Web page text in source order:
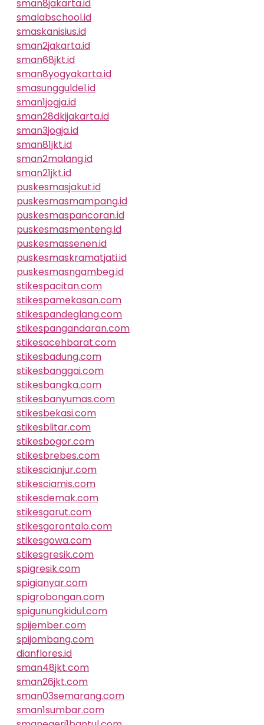
sman8jakarta.id
smalabschool.id
smaskanisius.id
sman2jakarta.id
sman68jkt.id
sman8yogyakarta.id
smasungguldel.id
sman1jogja.id
sman28dkijakarta.id
sman3jogja.id
sman81jkt.id
sman2malang.id
sman21jkt.id
puskesmasjakut.id
puskesmasmampang.id
puskesmaspancoran.id
puskesmasmenteng.id
puskesmassenen.id
puskesmaskramatjati.id
puskesmasngambeg.id
stikespacitan.com
stikespamekasan.com
stikespandeglang.com
stikespangandaran.com
stikesacehbarat.com
stikesbadung.com
stikesbanggai.com
stikesbangka.com
stikesbanyumas.com
stikesbekasi.com
stikesblitar.com
stikesbogor.com
stikesbrebes.com
stikescianjur.com
stikesciamis.com
stikesdemak.com
stikesgarut.com
stikesgorontalo.com
stikesgowa.com
stikesgresik.com
spigresik.com
spigianyar.com
spigrobongan.com
spigunungkidul.com
spijember.com
spijombang.com
dianflores.id
sman48jkt.com
sman26jkt.com
sman03semarang.com
sman1sumbar.com